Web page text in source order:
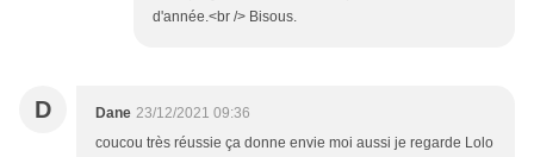
d'année.<br /> Bisous.
D Dane 23/12/2021 09:36
coucou très réussie ça donne envie moi aussi je regarde Lolo